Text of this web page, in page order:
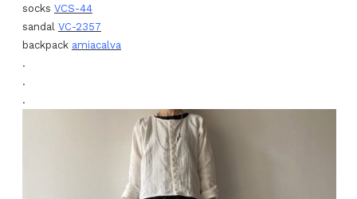
socks VCS-44
sandal VC-2357
backpack amiacalva
.
.
.